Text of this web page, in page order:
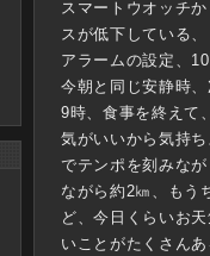
スマートウオッチ
スが低下している
アラームの設定、
今朝と同じ安静時
9時、食事を終えて
気がいいから気持
でテンポを刻みな
ながら約2㎞、もう
ど、今日くらいお
いことがたくさん